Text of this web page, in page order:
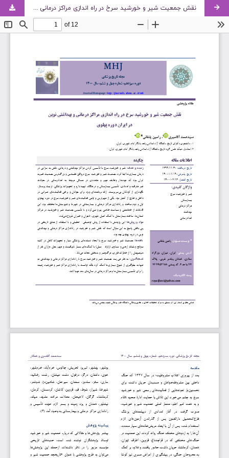
نقش جمعیت شیر و خورشید سرخ در راه اندازی مراکز درمانی و بهداشتی نوین در ایران دوره پهلوی